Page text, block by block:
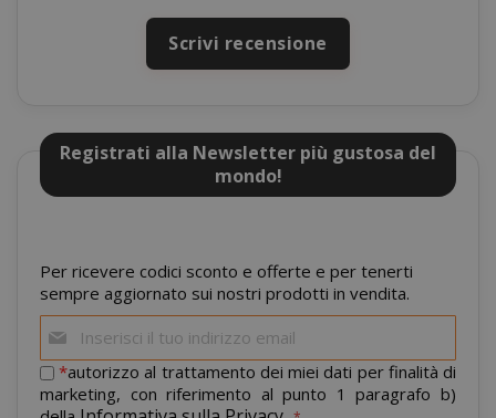
Scrivi recensione
Registrati alla Newsletter più gustosa del
mondo!
Per ricevere codici sconto e offerte e per tenerti
sempre aggiornato sui nostri prodotti in vendita.
alla
nostra
newsletter:
*autorizzo al trattamento dei miei dati per finalità di
marketing, con riferimento al punto 1 paragrafo b)
mage-cache-storage